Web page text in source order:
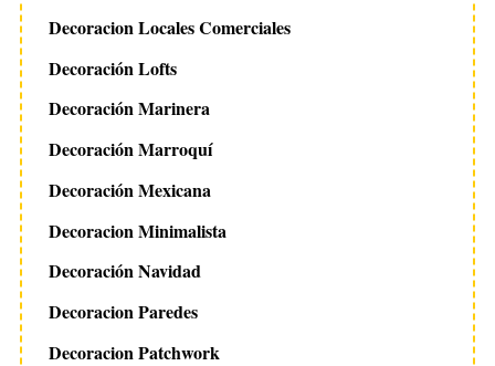
Decoracion Locales Comerciales
Decoración Lofts
Decoración Marinera
Decoración Marroquí
Decoración Mexicana
Decoracion Minimalista
Decoración Navidad
Decoracion Paredes
Decoracion Patchwork